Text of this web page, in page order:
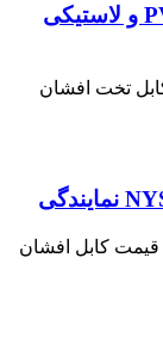
لیست قیمت کابل تخت افشان PVC و لاستیکی
تخت افشان
قیمت کابل افشان